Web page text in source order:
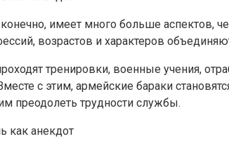
имеет много больше аспектов,
возрастов и характеров
тренировки, военные учения,
с этим, армейские бараки
преодолеть трудности службы.